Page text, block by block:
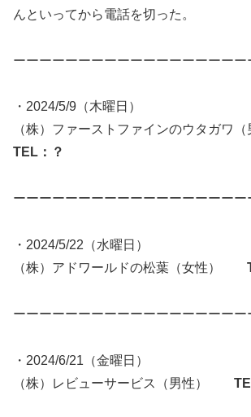
んといってから電話を切った。
ーーーーーーーーーーーーーーーーーー
・2024/5/9（木曜日）
（株）ファーストファインのウタガ
TEL：？
ーーーーーーーーーーーーーーーーーー
・2024/5/22（水曜日）
（株）アドワールドの松葉（女性）
ーーーーーーーーーーーーーーーーーー
・2024/6/21（金曜日）
（株）レビューサービス（男性）